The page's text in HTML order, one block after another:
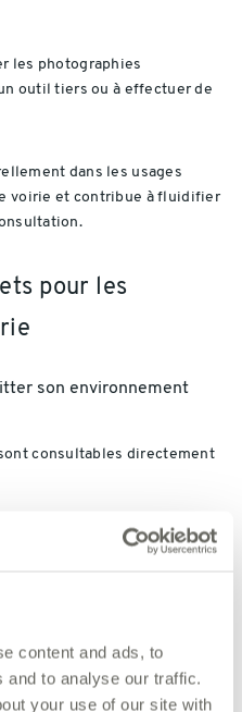
content and ads, to
and to analyse our traffic.
your use of our site with
les photographies
outil tiers ou à effectuer de
dans les usages
voirie et contribue à fluidifier
pour les
son environnement
consultables directement
accès immédiat à une
routiers
les images